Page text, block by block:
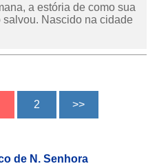
a estória de como sua
salvou. Nascido na cidade
de N. Senhora